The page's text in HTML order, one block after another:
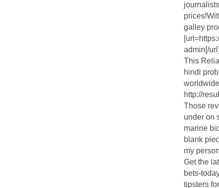
galley
admin[/
This
hindi
http://
Those
under on
marine
blank
my
Get the
bets-
tipsters